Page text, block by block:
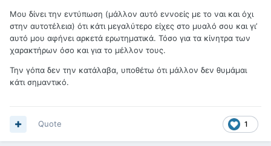
Μου δίνει την εντύπωση (μάλλον αυτό εννοείς με το ναι και όχι
στην αυτοτέλεια) ότι κάτι μεγαλύτερο είχες στο μυαλό σου και γι’
αυτό μου αφήνει αρκετά ερωτηματικά. Τόσο για τα κίνητρα των
χαρακτήρων όσο και για το μέλλον τους.
Την γόπα δεν την κατάλαβα, υποθέτω ότι μάλλον δεν θυμάμαι
κάτι σημαντικό.
1
Quote